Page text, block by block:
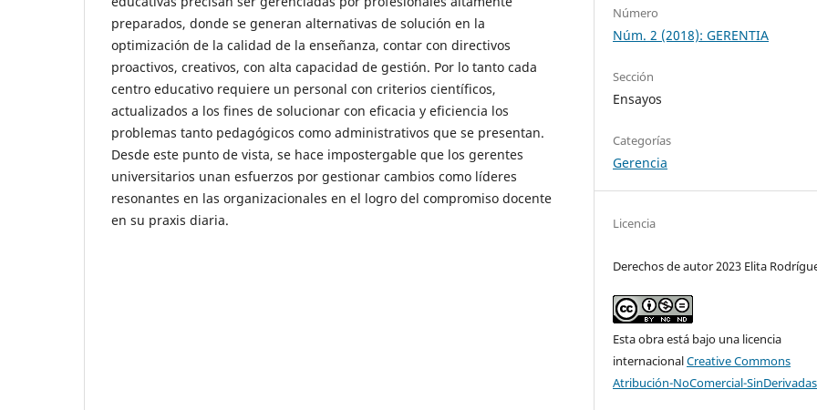
preparados, donde se generan alternativas de solución en la
optimización de la calidad de la enseñanza, contar con directivos
proactivos, creativos, con alta capacidad de gestión. Por lo tanto cada
centro educativo requiere un personal con criterios científicos,
actualizados a los fines de solucionar con eficacia y eficiencia los
problemas tanto pedagógicos como administrativos que se presentan.
Desde este punto de vista, se hace impostergable que los gerentes
universitarios unan esfuerzos por gestionar cambios como líderes
resonantes en las organizacionales en el logro del compromiso docente
en su praxis diaria.
Número
Núm. 2 (2018): GERENTIA
Sección
Ensayos
Categorías
Gerencia
Licencia
Derechos de autor 2023 Elita
Esta obra está bajo una licencia
internacionalCreative Commons
Atribución-NoComercial-